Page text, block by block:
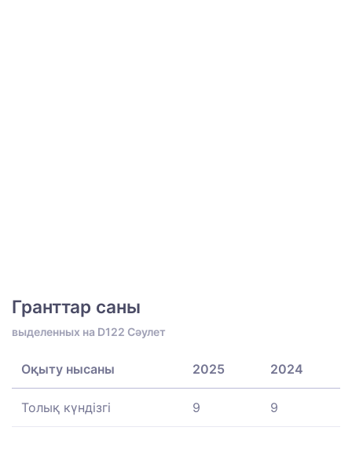
Гранттар саны
выделенных на D122 Сәулет
Оқыту нысаны 2025 2024
Толық күндізгі 9 9